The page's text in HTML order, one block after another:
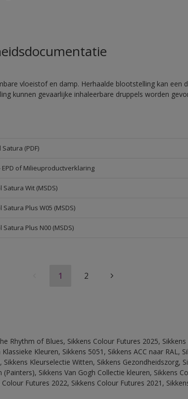
vloeistof en damp. Herhaalde blootstelling kan een
kunnen gevaarlijke inhaleerbare druppels worden
(PDF)
of Milieuproductverklaring
Wit (MSDS)
Plus W05 (MSDS)
Plus N00 (MSDS)
1 2
Rhythm of Blues, Sikkens Colour Futures 2025, Sikkens
Kleuren, Sikkens 5051, Sikkens ACC naar RAL,
Sikkens Kleurselectie Witten, Sikkens Gezondheidszorg,
Sikkens Van Gogh Collectie kleuren, Sikkens
Futures 2022, Sikkens Colour Futures 2021,